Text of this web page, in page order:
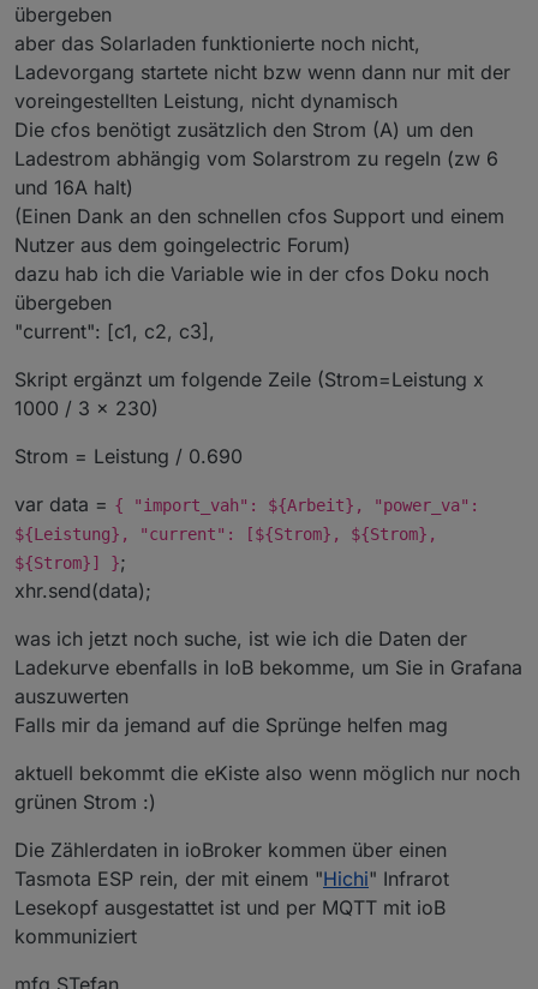
Danke @Mr-Moose für das Teilen des Skripts hier!
STefan
übergeben
aber das Solarladen funktionierte noch nicht,
Ladevorgang startete nicht bzw wenn dann nur mit der
voreingestellten Leistung, nicht dynamisch
Die cfos benötigt zusätzlich den Strom (A) um den
Ladestrom abhängig vom Solarstrom zu regeln (zw 6
und 16A halt)
(Einen Dank an den schnellen cfos Support und einem
Nutzer aus dem goingelectric Forum)
dazu hab ich die Variable wie in der cfos Doku noch
übergeben
"current": [c1, c2, c3],
Skript ergänzt um folgende Zeile (Strom=Leistung x
1000 / 3 x 230)
Strom = Leistung / 0.690
var data = { "import_vah": ${Arbeit}, "power_va":
${Leistung}, "current": [${Strom}, ${Strom},
${Strom}] };
xhr.send(data);
was ich jetzt noch suche, ist wie ich die Daten der
Ladekurve ebenfalls in IoB bekomme, um Sie in Grafana
auszuwerten
Falls mir da jemand auf die Sprünge helfen mag
aktuell bekommt die eKiste also wenn möglich nur noch
grünen Strom :)
Die Zählerdaten in ioBroker kommen über einen
Tasmota ESP rein, der mit einem "Hichi" Infrarot
Lesekopf ausgestattet ist und per MQTT mit ioB
kommuniziert
mfg STefan